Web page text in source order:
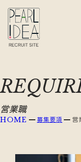
営業職
HOME 募集要項 営